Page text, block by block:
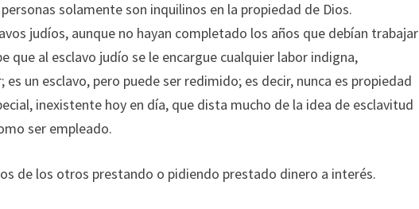
solamente son inquilinos en la propiedad de Dios.
judíos, aunque no hayan completado los años que debían trabajar
que al esclavo judío se le encargue cualquier labor indigna,
un esclavo, pero puede ser redimido; es decir, nunca es propiedad
inexistente hoy en día, que dista mucho de la idea de esclavitud
ser empleado.
de los otros prestando o pidiendo prestado dinero a interés.